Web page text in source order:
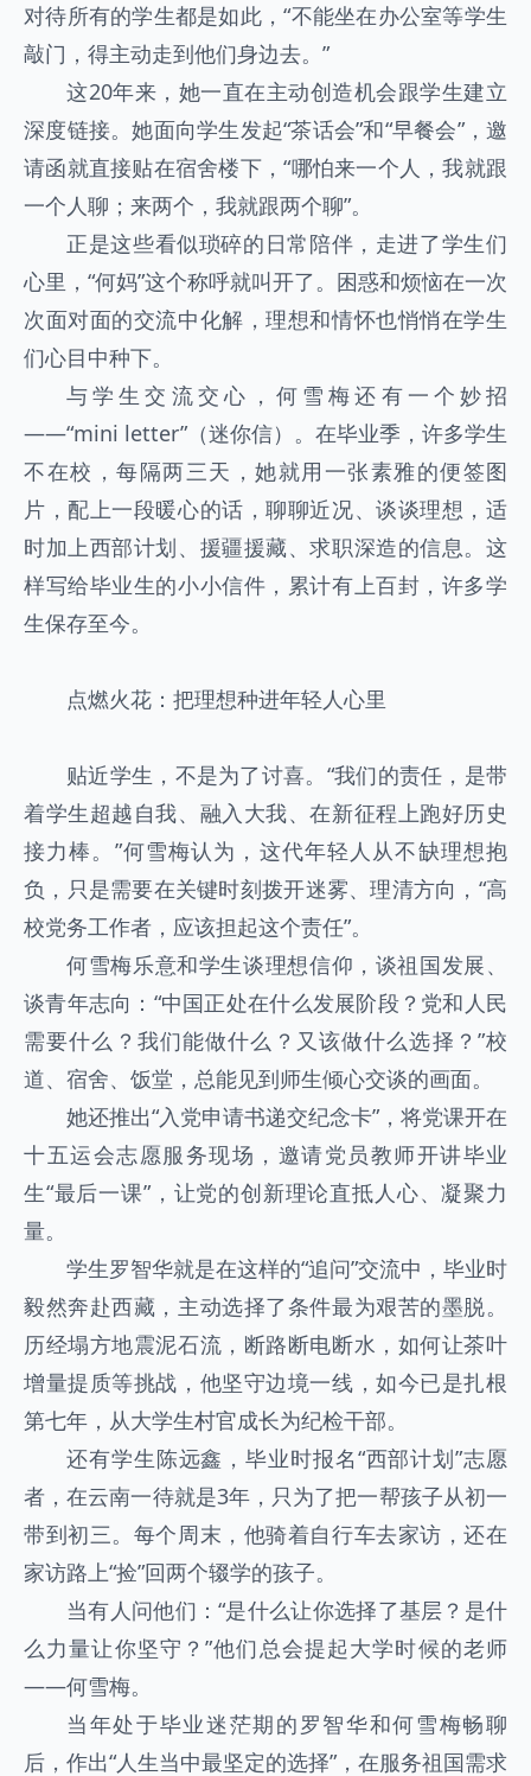
对待所有的学生都是如此，“不能坐在办公室等学生
敲门，得主动走到他们身边去。”
这20年来，她一直在主动创造机会跟学生建立
深度链接。她面向学生发起“茶话会”和“早餐会”，邀
请函就直接贴在宿舍楼下，“哪怕来一个人，我就跟
一个人聊；来两个，我就跟两个聊”。
正是这些看似琐碎的日常陪伴，走进了学生们
心里，“何妈”这个称呼就叫开了。困惑和烦恼在一次
次面对面的交流中化解，理想和情怀也悄悄在学生
们心目中种下。
与学生交流交心，何雪梅还有一个妙招
——“mini letter”（迷你信）。在毕业季，许多学生
不在校，每隔两三天，她就用一张素雅的便签图
片，配上一段暖心的话，聊聊近况、谈谈理想，适
时加上西部计划、援疆援藏、求职深造的信息。这
样写给毕业生的小小信件，累计有上百封，许多学
生保存至今。
点燃火花：把理想种进年轻人心里
贴近学生，不是为了讨喜。“我们的责任，是带
着学生超越自我、融入大我、在新征程上跑好历史
接力棒。”何雪梅认为，这代年轻人从不缺理想抱
负，只是需要在关键时刻拨开迷雾、理清方向，“高
校党务工作者，应该担起这个责任”。
何雪梅乐意和学生谈理想信仰，谈祖国发展、
谈青年志向：“中国正处在什么发展阶段？党和人民
需要什么？我们能做什么？又该做什么选择？”校
道、宿舍、饭堂，总能见到师生倾心交谈的画面。
她还推出“入党申请书递交纪念卡”，将党课开在
十五运会志愿服务现场，邀请党员教师开讲毕业
生“最后一课”，让党的创新理论直抵人心、凝聚力
量。
学生罗智华就是在这样的“追问”交流中，毕业时
毅然奔赴西藏，主动选择了条件最为艰苦的墨脱。
历经塌方地震泥石流，断路断电断水，如何让茶叶
增量提质等挑战，他坚守边境一线，如今已是扎根
第七年，从大学生村官成长为纪检干部。
还有学生陈远鑫，毕业时报名“西部计划”志愿
者，在云南一待就是3年，只为了把一帮孩子从初一
带到初三。每个周末，他骑着自行车去家访，还在
家访路上“捡”回两个辍学的孩子。
当有人问他们：“是什么让你选择了基层？是什
么力量让你坚守？”他们总会提起大学时候的老师
——何雪梅。
当年处于毕业迷茫期的罗智华和何雪梅畅聊
后，作出“人生当中最坚定的选择”，在服务祖国需求